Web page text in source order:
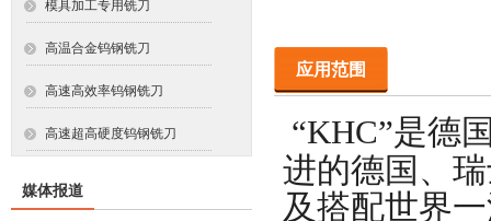
模具加工专用铣刀
高温合金钨钢铣刀
高速高效率钨钢铣刀
高速超高硬度钨钢铣刀
媒体报道
应用范围
“KHC”是德
进的德国、
及搭配世界